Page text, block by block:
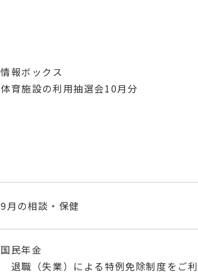
情報ボックス
体育施設の利用抽選会10月分
9月の相談・保健
国民年金
退職（失業）による特例免除制度をご